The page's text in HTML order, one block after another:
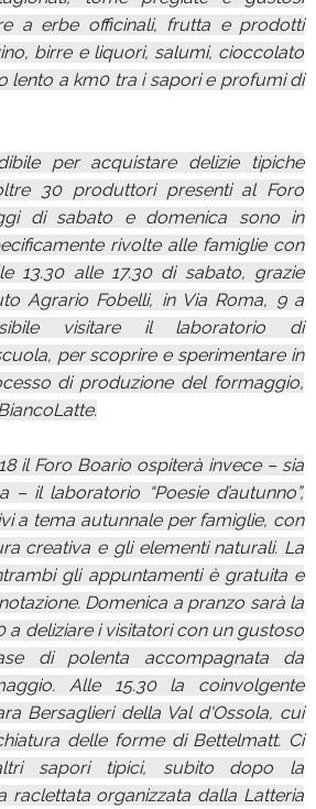
a erbe officinali, frutta e prodotti
birre e liquori, salumi, cioccolato
lento a km0 tra i sapori e profumi di
per acquistare delizie tipiche
30 produttori presenti al Foro
di sabato e domenica sono in
rivolte alle famiglie con
13.30 alle 17.30 di sabato, grazie
Agrario Fobelli, in Via Roma, 9 a
visitare il laboratorio di
per scoprire e sperimentare in
di produzione del formaggio,
il Foro Boario ospiterà invece – sia
– il laboratorio “Poesie d’autunno”,
a tema autunnale per famiglie, con
creativa e gli elementi naturali. La
gli appuntamenti è gratuita e
Domenica a pranzo sarà la
a deliziare i visitatori con un gustoso
di polenta accompagnata da
Alle 15.30 la coinvolgente
Bersaglieri della Val d'Ossola, cui
delle forme di Bettelmatt. Ci
sapori tipici, subito dopo la
raclettata organizzata dalla Latteria